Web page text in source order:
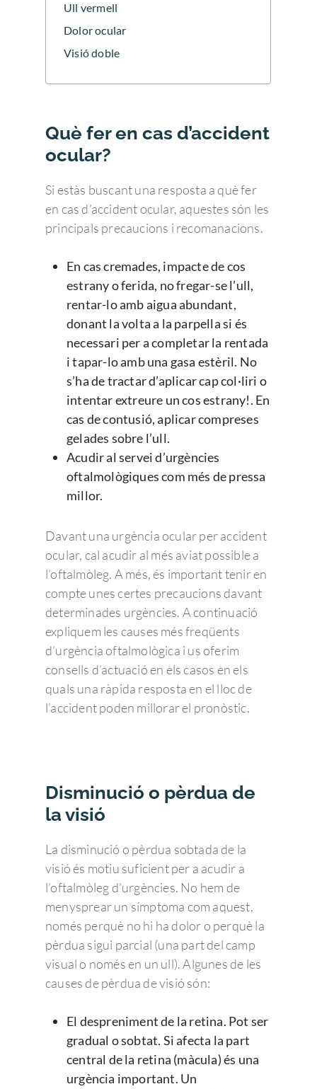
Ull vermell
Dolor ocular
Visió doble
Què fer en cas d’accident
ocular?
Si estàs buscant una resposta a què fer
en cas d’accident ocular, aquestes són les
principals precaucions i recomanacions.
En cas cremades, impacte de cos
estrany o ferida, no fregar-se l’ull,
rentar-lo amb aigua abundant,
donant la volta a la parpella si és
necessari per a completar la rentada
i tapar-lo amb una gasa estèril. No
s’ha de tractar d’aplicar cap col·liri o
intentar extreure un cos estrany!. En
cas de contusió, aplicar compreses
gelades sobre l’ull.
Acudir al servei d’urgències
oftalmològiques com més de pressa
millor.
Davant una urgència ocular per accident
ocular, cal acudir al més aviat possible a
l’oftalmòleg. A més, és important tenir en
compte unes certes precaucions davant
determinades urgències. A continuació
expliquem les causes més freqüents
d’urgència oftalmològica i us oferim
consells d’actuació en els casos en els
quals una ràpida resposta en el lloc de
l’accident poden millorar el pronòstic.
Disminució o pèrdua de
la visió
La disminució o pèrdua sobtada de la
visió és motiu suficient per a acudir a
l’oftalmòleg d’urgències. No hem de
menysprear un símptoma com aquest,
només perquè no hi ha dolor o perquè la
pèrdua sigui parcial (una part del camp
visual o només en un ull). Algunes de les
causes de pèrdua de visió són:
El despreniment de la retina. Pot ser
gradual o sobtat. Si afecta la part
central de la retina (màcula) és una
urgència important. Un